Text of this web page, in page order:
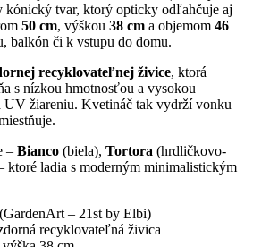
kónický tvar, ktorý opticky odľahčuje aj
50 cm, výškou 38 cm a objemom 46
balkón či k vstupu do domu.
recyklovateľnej živice, ktorá
s nízkou hmotnosťou a vysokou
UV žiareniu. Kvetináč tak vydrží vonku
– Bianco (biela), Tortora (hrdličkovo-
ktoré ladia s moderným minimalistickým
– 21st by Elbi)
recyklovateľná živica